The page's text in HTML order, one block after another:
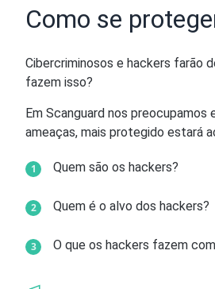
Como se
Cibercriminosos e hackers farão
fazem isso?
Em Scanguard nos
ameaças, mais protegido estará
Quem são os hackers?
Quem é o alvo dos hackers?
O que os hackers fazem